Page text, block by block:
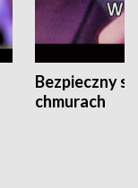
Bezpieczny
chmurach